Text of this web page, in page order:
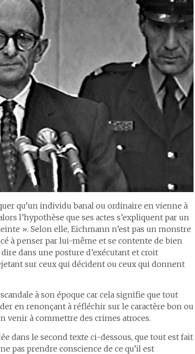
qu’un individu banal ou ordinaire en vienne à
l’hypothèse que ses actes s’expliquent par un
». Selon elle, Eichmann n’est pas un monstre
à penser par lui-même et se contente de bien
dans une posture d’exécutant et croit
sur ceux qui décident ou ceux qui donnent
à son époque car cela signifie que tout
en renonçant à réfléchir sur le caractère bon ou
venir à commettre des crimes atroces.
dans le second texte ci-dessous, que tout est fait
pas prendre conscience de ce qu’il est